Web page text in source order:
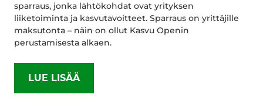
sparraus, jonka lähtökohdat ovat yrityksen
liiketoiminta ja kasvutavoitteet. Sparraus on yrittäjille
maksutonta – näin on ollut Kasvu Openin
perustamisesta alkaen.
LUE LISÄÄ